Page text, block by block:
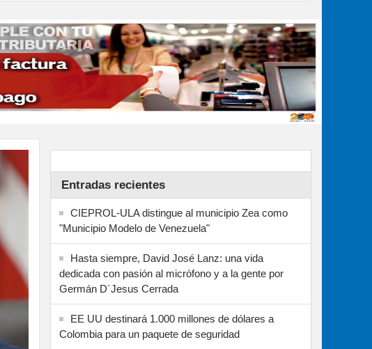
Entradas recientes
CIEPROL-ULA distingue al municipio Zea como
"Municipio Modelo de Venezuela"
Hasta siempre, David José Lanz: una vida
dedicada con pasión al micrófono y a la gente por
Germán D´Jesus Cerrada
EE UU destinará 1.000 millones de dólares a
Colombia para un paquete de seguridad